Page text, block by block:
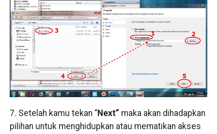
7. Setelah kamu tekan “Next” maka akan dihadapkan
pilihan untuk menghidupkan atau mematikan akses